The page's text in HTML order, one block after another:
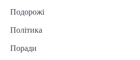
Подорожі
Політика
Поради